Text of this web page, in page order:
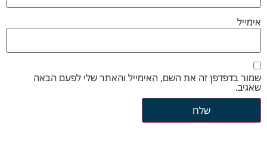
אימייל
שמור בדפדפן זה את השם, האימייל והאתר שלי לפעם הבאה
שאגיב.